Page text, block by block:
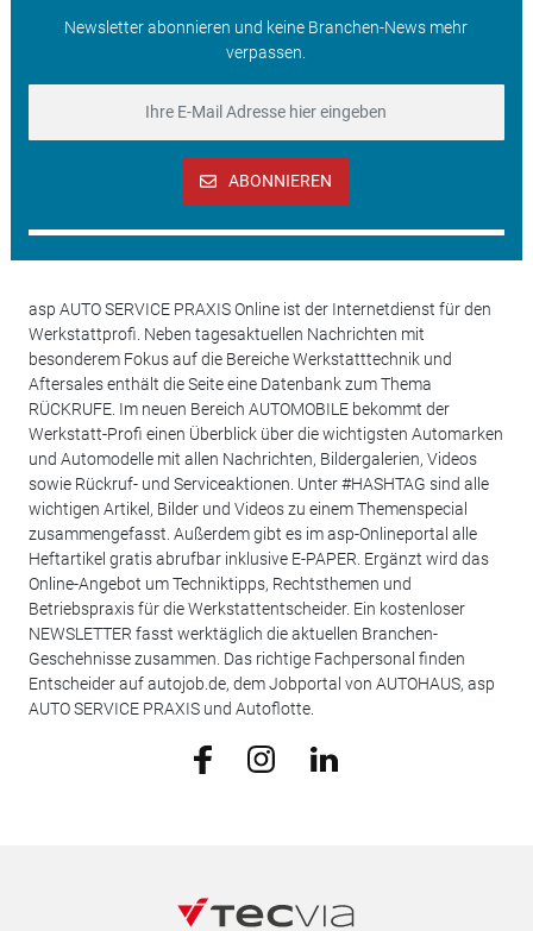
Newsletter abonnieren und keine Branchen-News mehr
verpassen.
ABONNIEREN
asp AUTO SERVICE PRAXIS Online ist der Internetdienst für den
Werkstattprofi. Neben tagesaktuellen Nachrichten mit
besonderem Fokus auf die Bereiche Werkstatttechnik und
Aftersales enthält die Seite eine Datenbank zum Thema
RÜCKRUFE. Im neuen Bereich AUTOMOBILE bekommt der
Werkstatt-Profi einen Überblick über die wichtigsten Automarken
und Automodelle mit allen Nachrichten, Bildergalerien, Videos
sowie Rückruf- und Serviceaktionen. Unter #HASHTAG sind alle
wichtigen Artikel, Bilder und Videos zu einem Themenspecial
zusammengefasst. Außerdem gibt es im asp-Onlineportal alle
Heftartikel gratis abrufbar inklusive E-PAPER. Ergänzt wird das
Online-Angebot um Techniktipps, Rechtsthemen und
Betriebspraxis für die Werkstattentscheider. Ein kostenloser
NEWSLETTER fasst werktäglich die aktuellen Branchen-
Geschehnisse zusammen. Das richtige Fachpersonal finden
Entscheider auf autojob.de, dem Jobportal von AUTOHAUS, asp
AUTO SERVICE PRAXIS und Autoflotte.